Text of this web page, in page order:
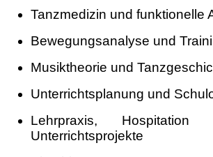
Tanzmedizin und funktionelle
Bewegungsanalyse und
Musiktheorie und
Unterrichtsplanung und
Lehrpraxis,
Unterrichtsprojekte